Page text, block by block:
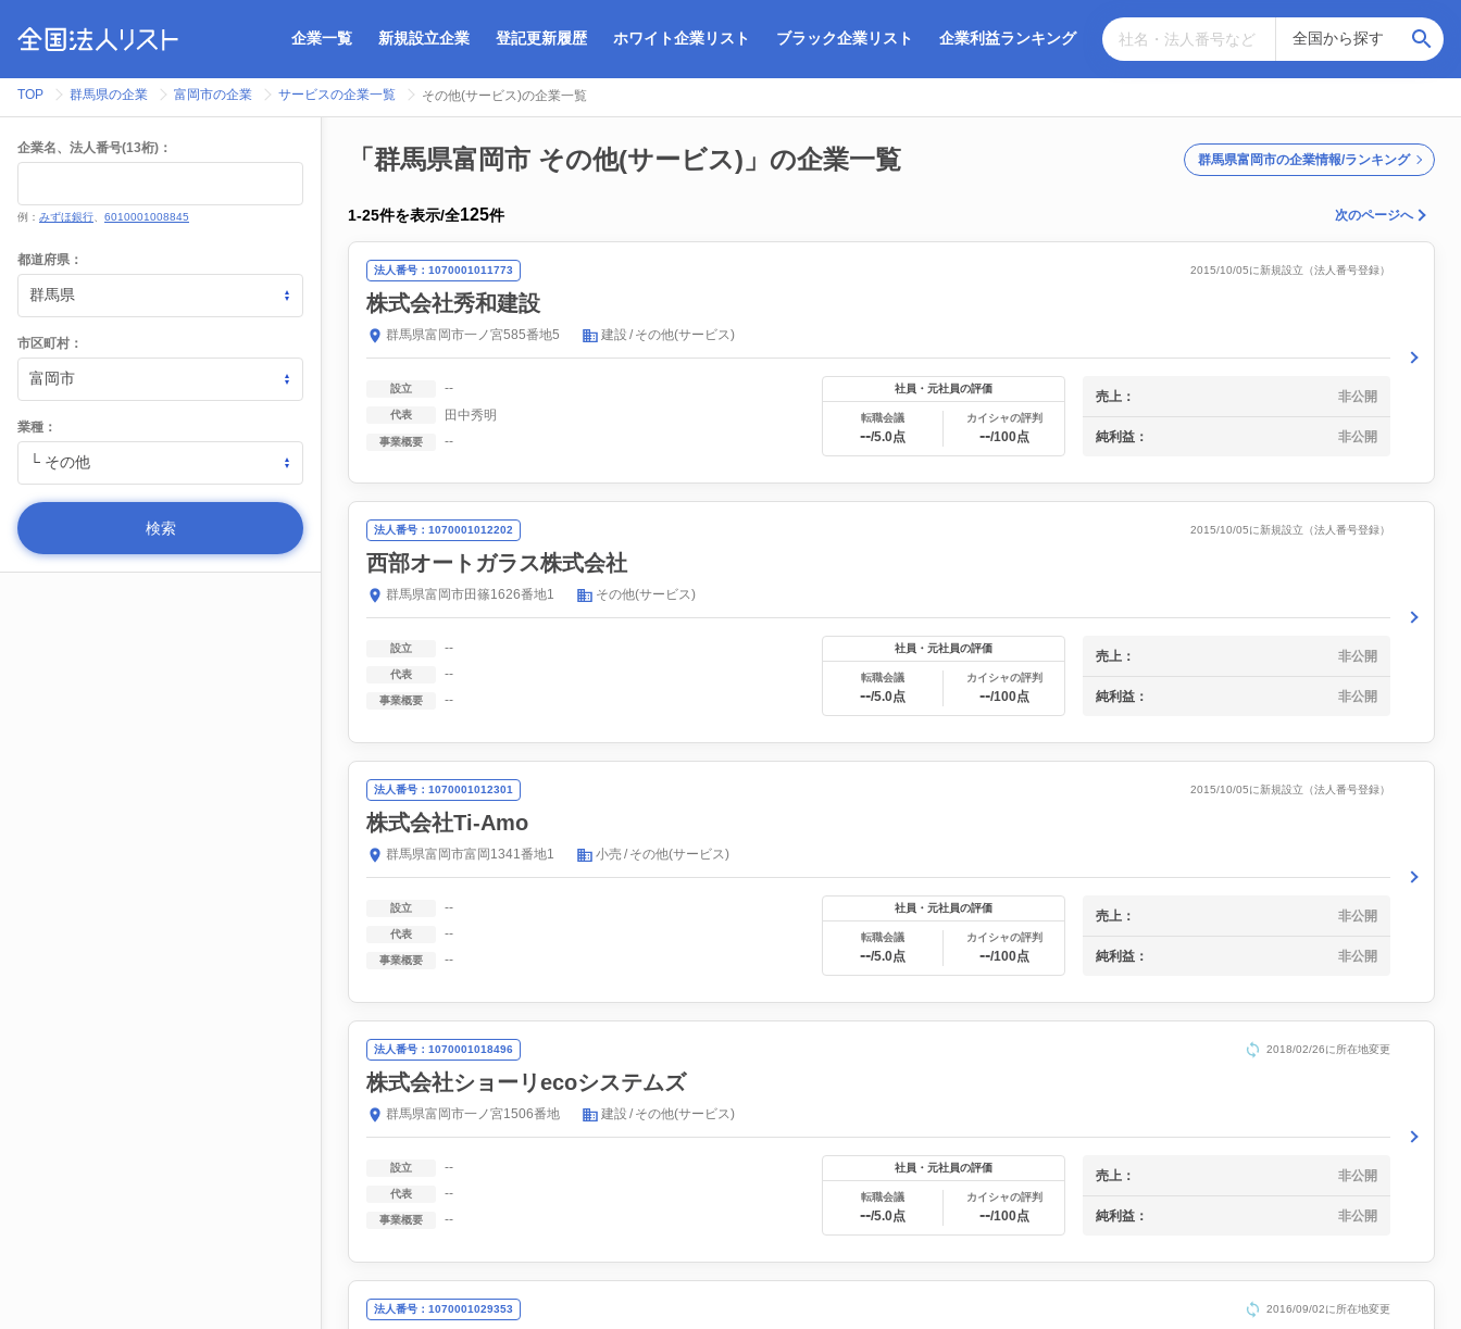
企業一覧 新規設立企業 登記更新履歴 ホワイト企業リスト ブラック企業リスト 企業利益ランキング
TOP 群馬県の企業 富岡市の企業 サービスの企業一覧 その他(サービス)の企業一覧
企業名、法人番号(13桁)：
例： みずほ銀行 6010001008845
都道府県：
市区町村：
業種：
「群馬県富岡市 その他(サービス)」の企業一覧 群馬県富岡市の企業情報/ランキング
1-25件を表示/全125件 次のページへ
法人番号：1070001011773 2015/10/05に新規設立（法人番号登録）
株式会社秀和建設
群馬県富岡市一ノ宮585番地5 建設 その他(サービス)
設立 --
代表 田中秀明
事業概要 --
社員・元社員の評価
転職会議
--/5.0点
カイシャの評判
--/100点
売上： 非公開
純利益： 非公開
法人番号：1070001012202 2015/10/05に新規設立（法人番号登録）
西部オートガラス株式会社
群馬県富岡市田篠1626番地1 その他(サービス)
設立 --
代表 --
事業概要 --
社員・元社員の評価
転職会議
--/5.0点
カイシャの評判
--/100点
売上： 非公開
純利益： 非公開
法人番号：1070001012301 2015/10/05に新規設立（法人番号登録）
株式会社Ti-Amo
群馬県富岡市富岡1341番地1 小売 その他(サービス)
設立 --
代表 --
事業概要 --
社員・元社員の評価
転職会議
--/5.0点
カイシャの評判
--/100点
売上： 非公開
純利益： 非公開
法人番号：1070001018496 2018/02/26に所在地変更
株式会社ショーリecoシステムズ
群馬県富岡市一ノ宮1506番地 建設 その他(サービス)
設立 --
代表 --
事業概要 --
社員・元社員の評価
転職会議
--/5.0点
カイシャの評判
--/100点
売上： 非公開
純利益： 非公開
法人番号：1070001029353 2016/09/02に所在地変更